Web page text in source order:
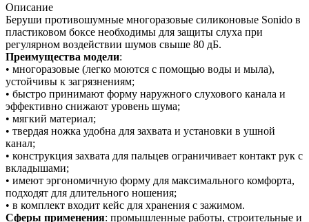
Описание
Беруши противошумные многоразовые силиконовые Sonido в
пластиковом боксе необходимы для защиты слуха при
регулярном воздействии шумов свыше 80 дБ.
Преимущества модели:
• многоразовые (легко моются с помощью воды и мыла),
устойчивы к загрязнениям;
• быстро принимают форму наружного слухового канала и
эффективно снижают уровень шума;
• мягкий материал;
• твердая ножка удобна для захвата и установки в ушной
канал;
• конструкция захвата для пальцев ограничивает контакт рук с
вкладышами;
• имеют эргономичную форму для максимального комфорта,
подходят для длительного ношения;
• в комплект входит кейс для хранения с зажимом.
Сферы применения: промышленные работы, строительные и